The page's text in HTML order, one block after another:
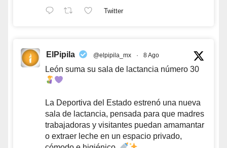
Twitter
ElPipila @elpipila_mx · 8 Ago
León suma su sala de lactancia número 30
La Deportiva del Estado estrenó una nueva
sala de lactancia, pensada para que madres
trabajadoras y visitantes puedan amamantar
o extraer leche en un espacio privado,